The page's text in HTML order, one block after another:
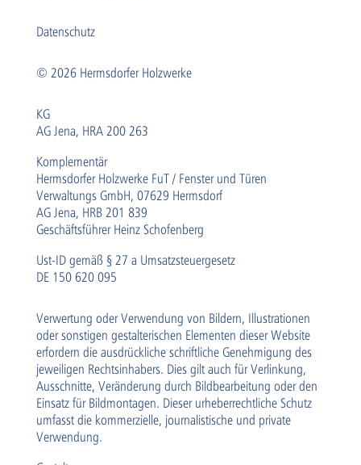
Datenschutz
© 2026 Hermsdorfer Holzwerke
KG
AG Jena, HRA 200 263
Komplementär
Hermsdorfer Holzwerke FuT / Fenster und Türen
Verwaltungs GmbH, 07629 Hermsdorf
AG Jena, HRB 201 839
Geschäftsführer Heinz Schofenberg
Ust-ID gemäß § 27 a Umsatzsteuergesetz
DE 150 620 095
Verwertung oder Verwendung von Bildern, Illustrationen
oder sonstigen gestalterischen Elementen dieser Website
erfordern die ausdrückliche schriftliche Genehmigung des
jeweiligen Rechtsinhabers. Dies gilt auch für Verlinkung,
Ausschnitte, Veränderung durch Bildbearbeitung oder den
Einsatz für Bildmontagen. Dieser urheberrechtliche Schutz
umfasst die kommerzielle, journalistische und private
Verwendung.